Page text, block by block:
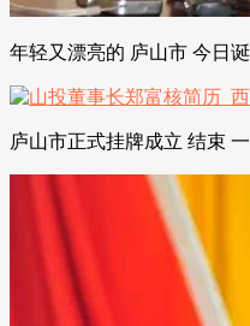
年轻又漂亮的 庐山市 今日
庐山市正式挂牌成立 结束